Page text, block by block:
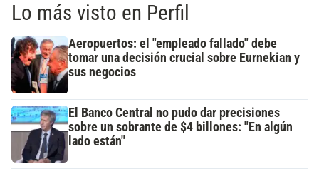
Lo más visto en Perfil
Aeropuertos: el "empleado fallado" debe
tomar una decisión crucial sobre Eurnekian y
sus negocios
El Banco Central no pudo dar precisiones
sobre un sobrante de $4 billones: "En algún
lado están"